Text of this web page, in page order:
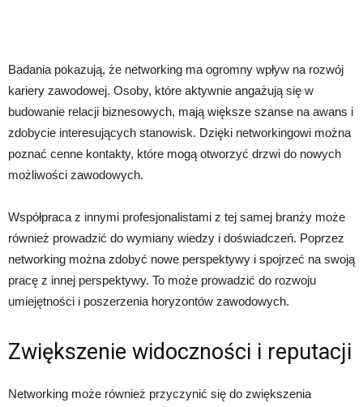
Badania pokazują, że networking ma ogromny wpływ na rozwój
kariery zawodowej. Osoby, które aktywnie angażują się w
budowanie relacji biznesowych, mają większe szanse na awans i
zdobycie interesujących stanowisk. Dzięki networkingowi można
poznać cenne kontakty, które mogą otworzyć drzwi do nowych
możliwości zawodowych.
Współpraca z innymi profesjonalistami z tej samej branży może
również prowadzić do wymiany wiedzy i doświadczeń. Poprzez
networking można zdobyć nowe perspektywy i spojrzeć na swoją
pracę z innej perspektywy. To może prowadzić do rozwoju
umiejętności i poszerzenia horyzontów zawodowych.
Zwiększenie widoczności i reputacji
Networking może również przyczynić się do zwiększenia